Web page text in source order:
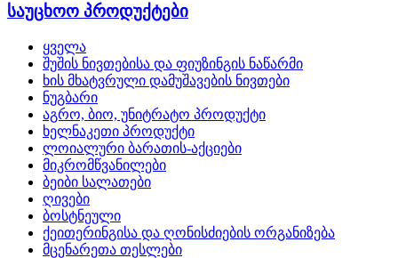
საუცხოო პროდუქტები
ყველა
შუშის ნივთებისა და ფიუზინგის ნაწარმი
ხის მხატვრული დამუშავების ნივთები
ნუგბარი
აგრო, ბიო, უნიტრატო პროდუქტი
ხელნაკეთი პროდუქტი
ლოიალური ბარათის-აქციები
მიკრომწვანილები
ბეიბი სალათები
ღივები
ბოსტნეული
ქეითერინგისა და ღონისძიების ორგანიზება
მცენარეთა თესლები